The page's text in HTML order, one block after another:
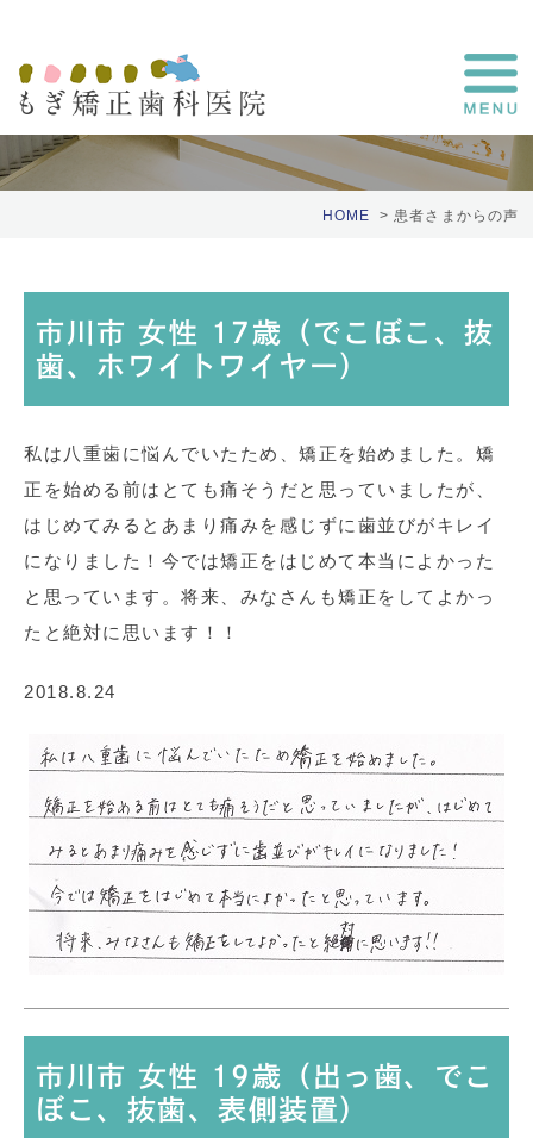
患者さまの声
HOME 患者さまからの声
市川市 女性 17歳（でこぼこ、抜
歯、ホワイトワイヤー）
私は八重歯に悩んでいたため、矯正を始めました。矯
正を始める前はとても痛そうだと思っていましたが、
はじめてみるとあまり痛みを感じずに歯並びがキレイ
になりました！今では矯正をはじめて本当によかった
と思っています。将来、みなさんも矯正をしてよかっ
たと絶対に思います！！
2018.8.24
市川市 女性 19歳（出っ歯、でこ
ぼこ、抜歯、表側装置）